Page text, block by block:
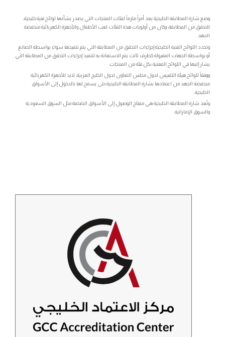
وضع شارة المطابقة الخليجية يعد أمراً ملزماً لفئات المنتجات التي يصدر بشأنها لوائح فنية خليجية،
للتحقق من المطابقة، وكان من أولويات هذه الفئات لعب الأطفال والأجهزة الكهربائية منخفضة
الجهد.
وتحدد اللوائح الفنية الخليجية إجراءات التحقق من المطابقة التي يتم تنفيذها سواء بواسطة الصانع
أو بواسطة الجهات المقبولة كطرف ثالث يتم الاستعانة به لتنفيذ إجراءات التحقق من المطابقة التي
يشار إليها في اللوائح المعنية بكل فئة من المنتجات.
ووفقاً للوائح هيئة التقييس لدول مجلس التعاون لدول الخليج العربية، لابد للأجهزة الكهربائية
منخفضة الجهد من اعتمادها بشارة المطابقة الخليجية حتى يسمح لها بالدخول إلى الأسواق
الخليجية.
وتُعد شارة المطابقة الخليجية هي مفتاح الوصول إلى الأسواق الضخمة مثل السوق السعودية
والسوق الإماراتية.